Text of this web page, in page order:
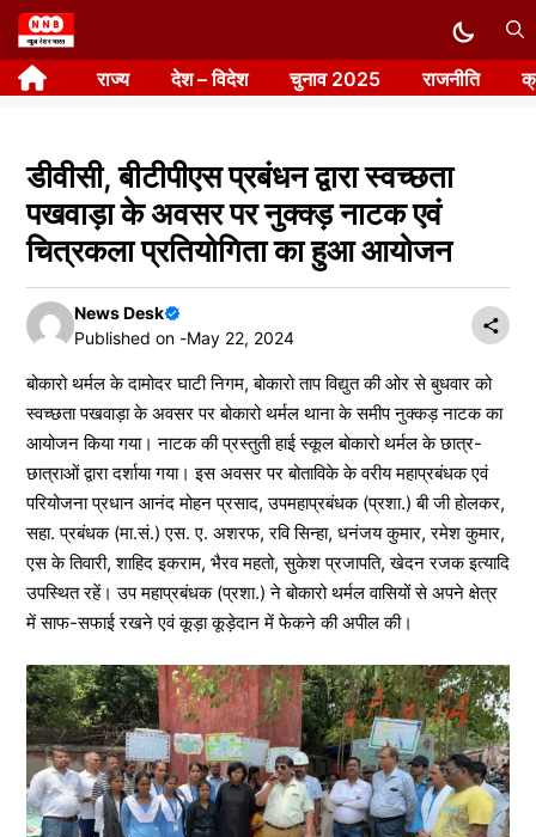
Skip
to
content राज्य देश – विदेश चुनाव 2025 राजनीति
डीवीसी, बीटीपीएस प्रबंधन द्वारा स्वच्छता
पखवाड़ा के अवसर पर नुक्क्ड़ नाटक एवं
चित्रकला प्रतियोगिता का हुआ आयोजन
News Desk
Published on -May 22, 2024
बोकारो थर्मल के दामोदर घाटी निगम, बोकारो ताप विद्युत की ओर से बुधवार को
स्वच्छता पखवाड़ा के अवसर पर बोकारो थर्मल थाना के समीप नुक्कड़ नाटक का
आयोजन किया गया। नाटक की प्रस्तुती हाई स्कूल बोकारो थर्मल के छात्र-
छात्राओं द्वारा दर्शाया गया। इस अवसर पर बोताविके के वरीय महाप्रबंधक एवं
परियोजना प्रधान आनंद मोहन प्रसाद, उपमहाप्रबंधक (प्रशा.) बी जी होलकर,
सहा. प्रबंधक (मा.सं.) एस. ए. अशरफ, रवि सिन्हा, धनंजय कुमार, रमेश कुमार,
एस के तिवारी, शाहिद इकराम, भैरव महतो, सुकेश प्रजापति, खेदन रजक इत्यादि
उपस्थित रहें। उप महाप्रबंधक (प्रशा.) ने बोकारो थर्मल वासियों से अपने क्षेत्र
में साफ-सफाई रखने एवं कूड़ा कूड़ेदान में फेकने की अपील की।